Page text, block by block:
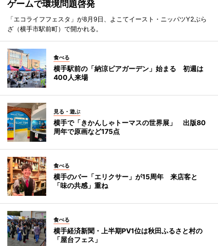
ゲームで環境問題啓発
「エコライフフェスタ」が8月9日、よこてイースト・ニッパツY2ぷら
ざ（横手市駅前町）で開かれる。
食べる
横手駅前の「納涼ビアガーデン」始まる 初週は
400人来場
見る・遊ぶ
横手で「きかんしゃトーマスの世界展」 出版80
周年で原画など175点
食べる
横手のバー「エリクサー」が15周年 来店客と
「味の共感」重ね
食べる
横手経済新聞・上半期PV1位は秋田ふるさと村の
「屋台フェス」